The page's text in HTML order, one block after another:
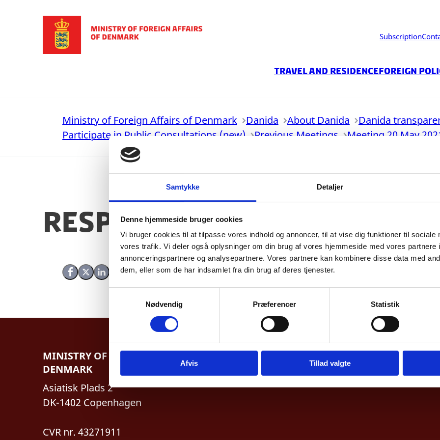
Samtykke Detaljer
Denne hjemmeside bruger cookies
Vi bruger cookies til at tilpasse vores indhold og annoncer, til at vise dig funktioner til sociale
vores trafik. Vi deler også oplysninger om din brug af vores hjemmeside med vores partnere
annonceringspartnere og analysepartnere. Vores partnere kan kombinere disse data med
dem, eller som de har indsamlet fra din brug af deres tjenester.
m
v
a
Nødvendig Præferencer Statistik
Afvis Tillad valgte
Subscription
Travel and residenceForeign
Ministry of Foreign Affairs of Denmark Danida About Danida
Danida
Participate in Public Consultations (new)
Previous Meetings Meeting 20 May
Responses
Share on Facebook
Share on X (Twitter)
Share on LinkedIn
MINISTRY OF FOREIGN AFFAIRS OF
DENMARK
Asiatisk Plads 2
DK-1402 Copenhagen
CVR nr. 43271911